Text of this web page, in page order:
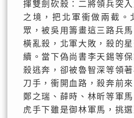
揮雙劍砍殺：二將領兵突
之境，把北軍衝做兩截。
眾，被吳用籌畫這三路兵
橫亂殺，北軍大敗，殺的
續。當下偽尚書李天錫等
殺逃奔，卻被魯智深等領
刀手，衝開血路，殺奔前
鄭之瑞、薛時、林昕等軍
虎手下雖是御林軍馬，挑